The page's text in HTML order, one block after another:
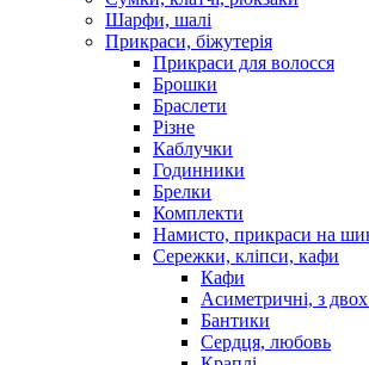
Шарфи, шалі
Прикраси, біжутерія
Прикраси для волосся
Брошки
Браслети
Різне
Каблучки
Годинники
Брелки
Комплекти
Намисто, прикраси на
Сережки, кліпси, кафи
Кафи
Асиметричні, з
Бантики
Сердця, любовь